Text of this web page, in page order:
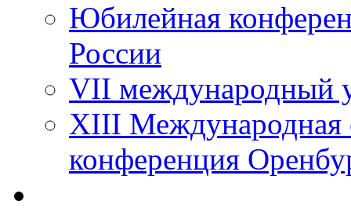
Юбилейная
России
VII международный
XIII Международная
конференция